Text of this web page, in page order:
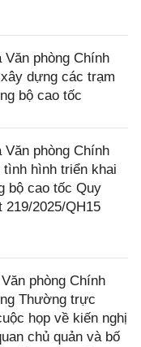
Văn phòng Chính
dựng các trạm
bộ cao tốc
Văn phòng Chính
hình triển khai
bộ cao tốc Quy
219/2025/QH15
phòng Chính
Thường trực
họp về kiến nghị
chủ quản và bố